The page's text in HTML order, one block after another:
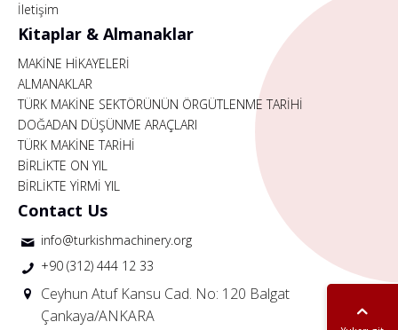
İletişim
Kitaplar & Almanaklar
MAKİNE HİKAYELERİ
ALMANAKLAR
TÜRK MAKİNE SEKTÖRÜNÜN ÖRGÜTLENME TARİHİ
DOĞADAN DÜŞÜNME ARAÇLARI
TÜRK MAKİNE TARİHİ
BİRLİKTE ON YIL
BİRLİKTE YİRMİ YIL
Contact Us
info@turkishmachinery.org
+90 (312) 444 12 33
Ceyhun Atuf Kansu Cad. No: 120 Balgat
Çankaya/ANKARA